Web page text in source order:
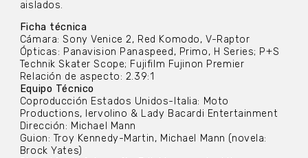
aislados.
Ficha técnica
Cámara: Sony Venice 2, Red Komodo, V-Raptor
Ópticas: Panavision Panaspeed, Primo, H Series; P+S
Technik Skater Scope; Fujifilm Fujinon Premier
Relación de aspecto: 2.39:1
Equipo Técnico
Coproducción Estados Unidos-Italia: Moto
Productions, Iervolino & Lady Bacardi Entertainment
Dirección: Michael Mann
Guion: Troy Kennedy-Martin, Michael Mann (novela:
Brock Yates)